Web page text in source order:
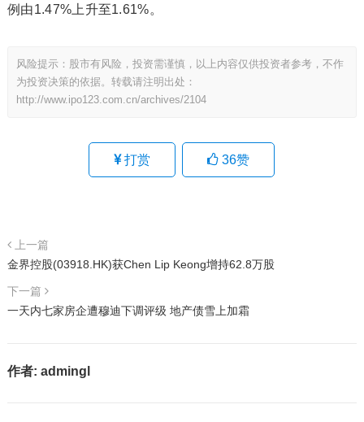
例由1.47%上升至1.61%。
风险提示：股市有风险，投资需谨慎，以上内容仅供投资者参考，不作
为投资决策的依据。转载请注明出处：
http://www.ipo123.com.cn/archives/2104
打赏 36赞
上一篇
金界控股(03918.HK)获Chen Lip Keong增持62.8万股
下一篇
一天内七家房企遭穆迪下调评级 地产债雪上加霜
作者: admingl